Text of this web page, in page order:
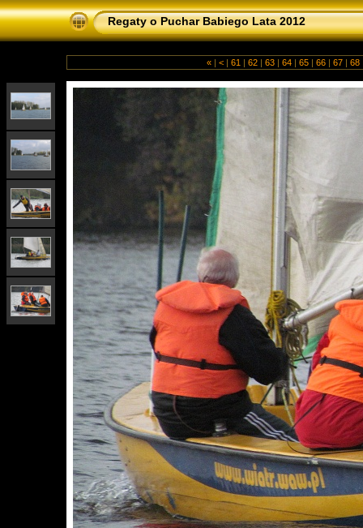
Regaty o Puchar Babiego Lata 2012
« | < | 61 | 62 | 63 | 64 | 65 | 66 | 67 | 68